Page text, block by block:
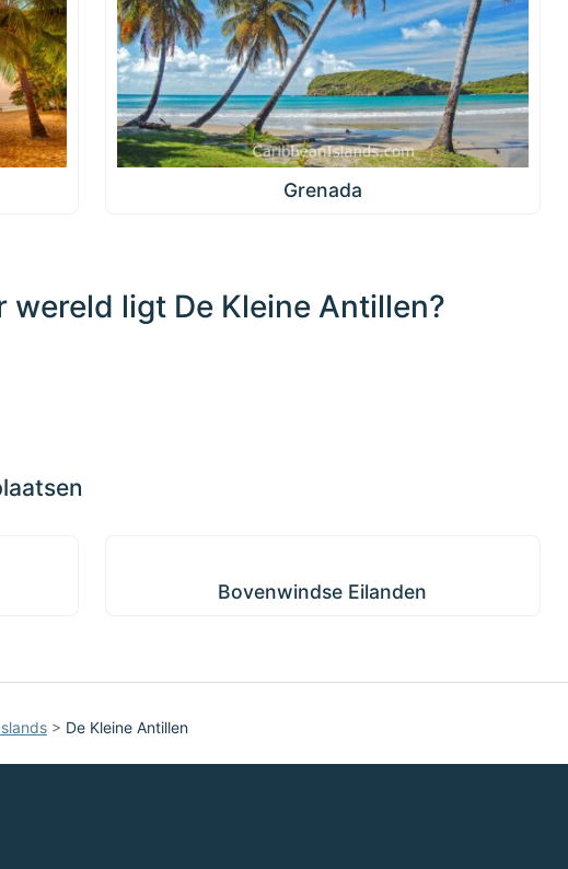
Grenada
wereld ligt De Kleine Antillen?
1000 km / 621.4 mi
Bovenwindse Eilanden
> De Kleine Antillen